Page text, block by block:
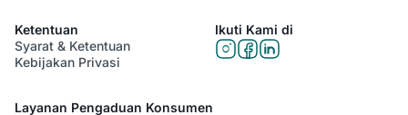
Ketentuan
Syarat & Ketentuan
Kebijakan Privasi
Ikuti Kami di
Layanan Pengaduan Konsumen